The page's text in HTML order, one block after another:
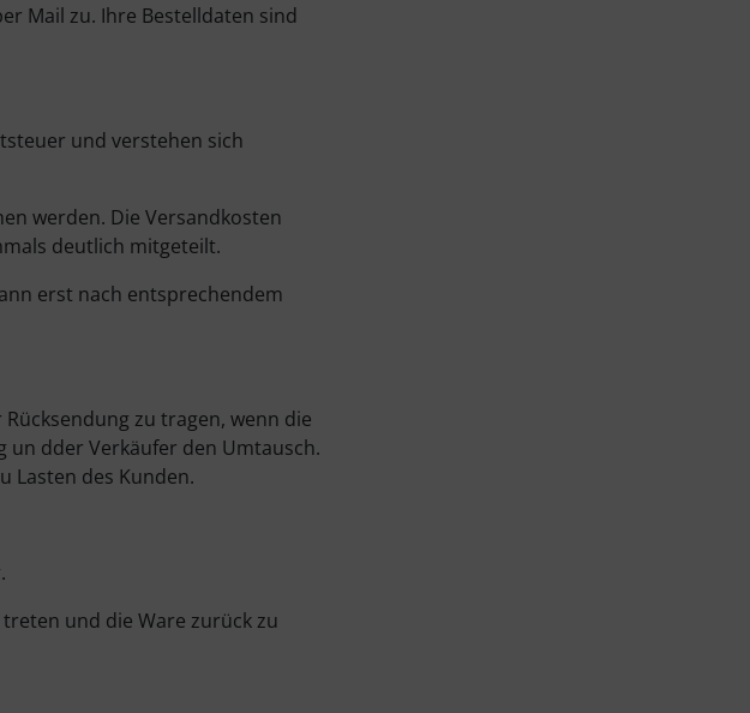
Mail zu. Ihre Bestelldaten sind
und verstehen sich
werden. Die Versandkosten
deutlich mitgeteilt.
erst nach entsprechendem
zu tragen, wenn die
un dder Verkäufer den Umtausch.
Lasten des Kunden.
und die Ware zurück zu